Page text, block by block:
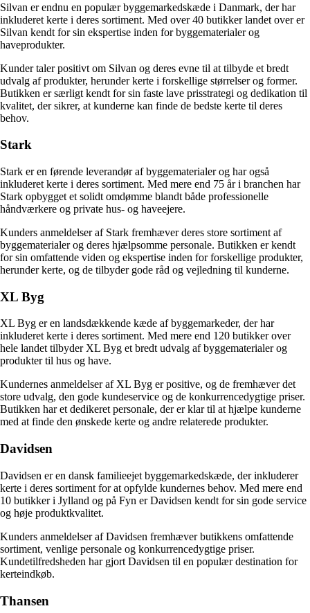
Silvan er endnu en populær byggemarkedskæde i Danmark, der har
inkluderet kerte i deres sortiment. Med over 40 butikker landet over er
Silvan kendt for sin ekspertise inden for byggematerialer og
haveprodukter.
Kunder taler positivt om Silvan og deres evne til at tilbyde et bredt
udvalg af produkter, herunder kerte i forskellige størrelser og former.
Butikken er særligt kendt for sin faste lave prisstrategi og dedikation til
kvalitet, der sikrer, at kunderne kan finde de bedste kerte til deres
behov.
Stark
Stark er en førende leverandør af byggematerialer og har også
inkluderet kerte i deres sortiment. Med mere end 75 år i branchen har
Stark opbygget et solidt omdømme blandt både professionelle
håndværkere og private hus- og haveejere.
Kunders anmeldelser af Stark fremhæver deres store sortiment af
byggematerialer og deres hjælpsomme personale. Butikken er kendt
for sin omfattende viden og ekspertise inden for forskellige produkter,
herunder kerte, og de tilbyder gode råd og vejledning til kunderne.
XL Byg
XL Byg er en landsdækkende kæde af byggemarkeder, der har
inkluderet kerte i deres sortiment. Med mere end 120 butikker over
hele landet tilbyder XL Byg et bredt udvalg af byggematerialer og
produkter til hus og have.
Kundernes anmeldelser af XL Byg er positive, og de fremhæver det
store udvalg, den gode kundeservice og de konkurrencedygtige priser.
Butikken har et dedikeret personale, der er klar til at hjælpe kunderne
med at finde den ønskede kerte og andre relaterede produkter.
Davidsen
Davidsen er en dansk familieejet byggemarkedskæde, der inkluderer
kerte i deres sortiment for at opfylde kundernes behov. Med mere end
10 butikker i Jylland og på Fyn er Davidsen kendt for sin gode service
og høje produktkvalitet.
Kunders anmeldelser af Davidsen fremhæver butikkens omfattende
sortiment, venlige personale og konkurrencedygtige priser.
Kundetilfredsheden har gjort Davidsen til en populær destination for
kerteindkøb.
Thansen